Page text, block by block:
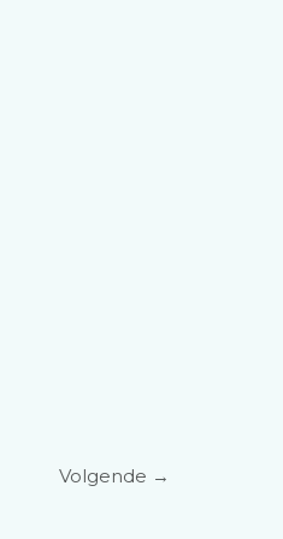
Volgende →